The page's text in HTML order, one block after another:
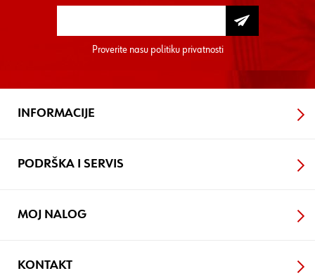
Proverite nasu politiku privatnosti
INFORMACIJE
PODRŠKA I SERVIS
MOJ NALOG
KONTAKT